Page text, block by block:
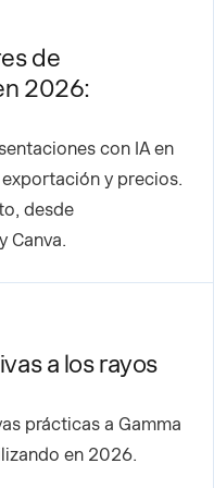
de
2026:
con IA en
y precios.
desde
Canva.
a los rayos
prácticas a Gamma
en 2026.